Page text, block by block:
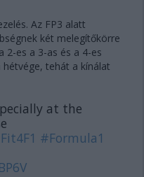
Az FP3 alatt
két melegítőkörre
2-es a 3-as és a 4-es
tehát a kínálat
at the
#Formula1